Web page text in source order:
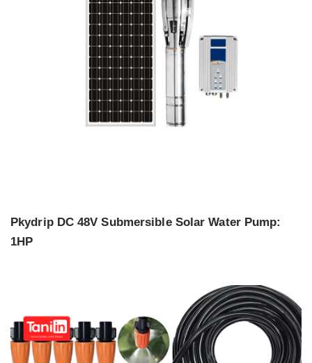
Pkydrip DC 48V Submersible Solar Water Pump:
1HP